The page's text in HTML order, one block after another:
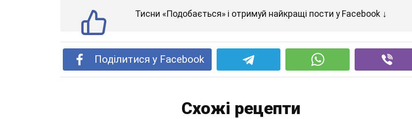
Тисни «Подобається» і отримуй найкращі пости у Facebook ↓
Поділитися у Facebook
Схожі рецепти